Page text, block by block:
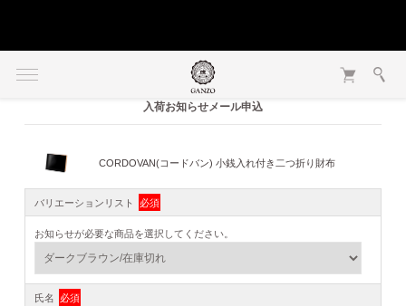
入荷お知らせメール申込
CORDOVAN(コードバン) 小銭入れ付き二つ折り財布
バリエーションリスト 必須
お知らせが必要な商品を選択してください。
氏名 必須